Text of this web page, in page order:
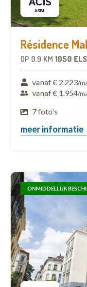
Résidence
OP 0.9 KM 1050
vanaf € 2.223/
vanaf € 1.954/
7 foto's
meer informatie
ONMIDDELLIJK